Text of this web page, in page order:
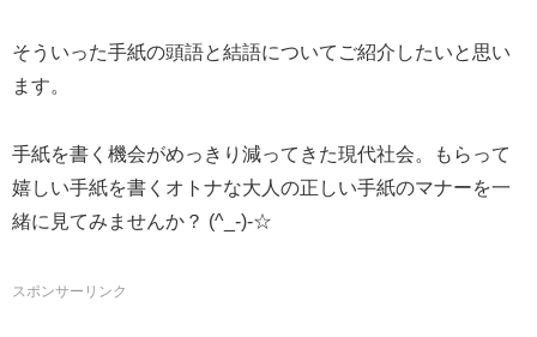
そういった手紙の頭語と結語についてご紹介したいと思い
ます。
手紙を書く機会がめっきり減ってきた現代社会。もらって
嬉しい手紙を書くオトナな大人の正しい手紙のマナーを一
緒に見てみませんか？ (^_-)-☆
スポンサーリンク